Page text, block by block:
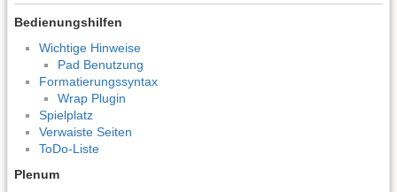
Bedienungshilfen
Wichtige Hinweise
Pad Benutzung
Formatierungssyntax
Wrap Plugin
Spielplatz
Verwaiste Seiten
ToDo-Liste
Plenum